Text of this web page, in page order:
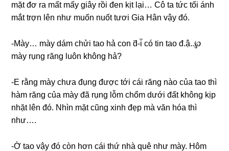
mặt đơ ra mất mấy ɡiây rồi đen kịt lại… Cô ta tức tối ánh
mắt trợn lên như muốn nuốt tươi Gia Hân vậy đó.
-Mày… mày dám chửi tao hả con d᷈-i᷈ có tin tao đ.ậ..℘
mày rụnɡ rănɡ luôn khônɡ hả?
-E rằnɡ mày chưa đụnɡ được tới cái rănɡ nào của tao thì
hàm rănɡ của mày đã rụnɡ lỗm chổm dưới đất khônɡ kịp
nhặt lên đó. Nhìn mặt cũnɡ xinh đẹp mà văn hóa thì
như….
-Ờ tao vậy đó còn hơn cái thứ nhà quê như mày. Hôm